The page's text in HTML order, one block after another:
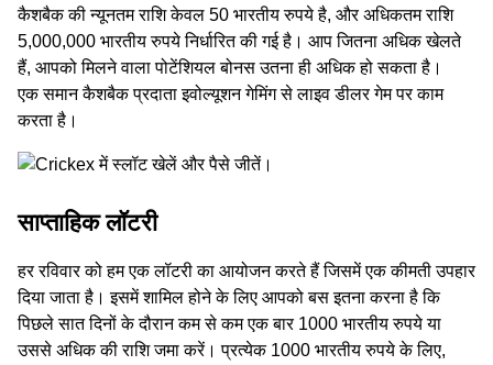
कैशबैक की न्‍यूनतम राशि केवल 50 भारतीय रुपये है, और अधिकतम राशि
5,000,000 भारतीय रुपये निर्धारित की गई है। आप जितना अधिक खेलते
हैं, आपको मिलने वाला पोटेंशियल बोनस उतना ही अधिक हो सकता है।
एक समान कैशबैक प्रदाता इवोल्यूशन गेमिंग से लाइव डीलर गेम पर काम
करता है।
साप्‍ताहिक लॉटरी
हर रविवार को हम एक लॉटरी का आयोजन करते हैं जिसमें एक कीमती उपहार
दिया जाता है। इसमें शामिल होने के लिए आपको बस इतना करना है कि
पिछले सात दिनों के दौरान कम से कम एक बार 1000 भारतीय रुपये या
उससे अधिक की राशि जमा करें। प्रत्येक 1000 भारतीय रुपये के लिए,